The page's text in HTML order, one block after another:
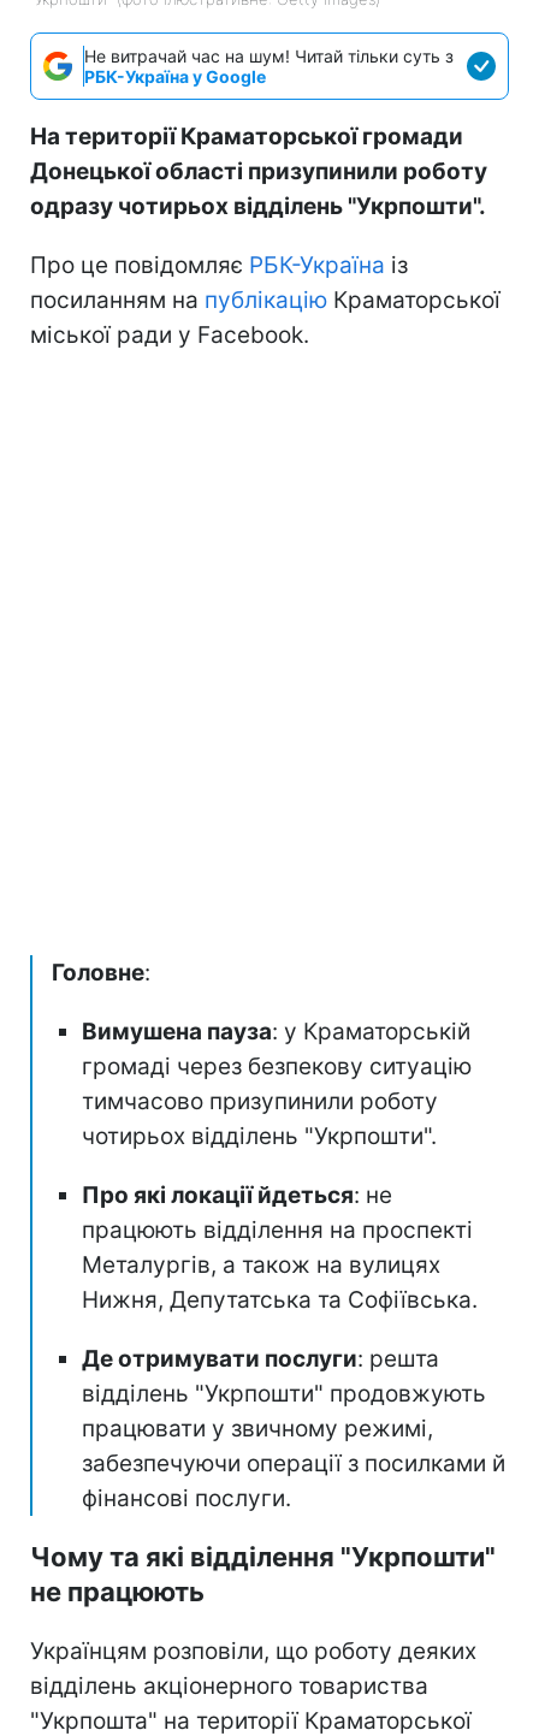
Не витрачай час на шум! Читай тільки суть з
РБК-Україна у Google
На території Краматорської громади
Донецької області призупинили роботу
одразу чотирьох відділень "Укрпошти".
Про це повідомляє РБК-Україна із
посиланням на публікацію Краматорської
міської ради у Facebook.
Головне:
Вимушена пауза: у Краматорській
громаді через безпекову ситуацію
тимчасово призупинили роботу
чотирьох відділень "Укрпошти".
Про які локації йдеться: не
працюють відділення на проспекті
Металургів, а також на вулицях
Нижня, Депутатська та Софіївська.
Де отримувати послуги: решта
відділень "Укрпошти" продовжують
працювати у звичному режимі,
забезпечуючи операції з посилками й
фінансові послуги.
Чому та які відділення "Укрпошти"
не працюють
Українцям розповіли, що роботу деяких
відділень акціонерного товариства
"Укрпошта" на території Краматорської